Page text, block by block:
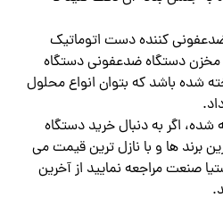
کننده دست اتوماتیک
دستگاه ضدعفونی دستگاه
شده باشد که بتوان انواع محلول
اگر به دنبال خرید دستگاه
برند ها و با نازل ترین قیمت می
صنعت مراجعه نمایید از آخرین